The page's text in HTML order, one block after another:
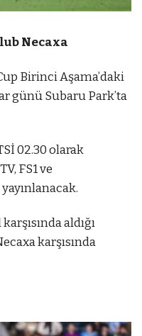
Necaxa
Birinci Aşama’daki
günü Subaru Park’ta
02.30 olarak
FS1 ve
aldığı
karşısında